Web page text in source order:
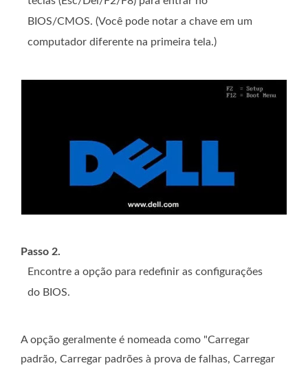
BIOS/CMOS. (Você pode notar a chave em um
computador diferente na primeira tela.)
Passo 2.
Encontre a opção para redefinir as configurações
do BIOS.
A opção geralmente é nomeada como "Carregar
padrão, Carregar padrões à prova de falhas, Carregar